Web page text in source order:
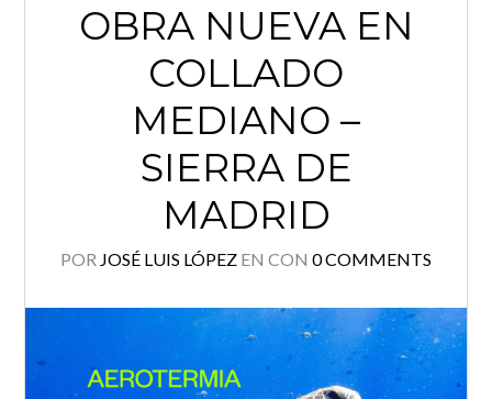
OBRA NUEVA EN
COLLADO
MEDIANO –
SIERRA DE
MADRID
POR JOSÉ LUIS LÓPEZ EN CON 0 COMMENTS